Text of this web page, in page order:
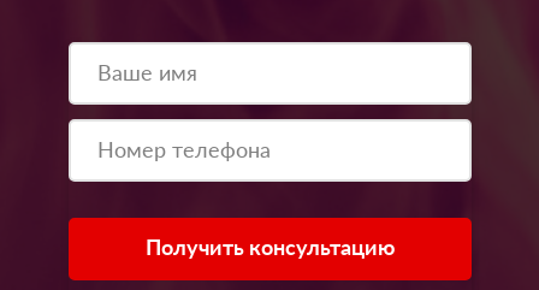
Получить консультацию